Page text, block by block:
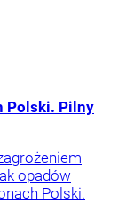
Polski. Pilny
opadów
Polski.